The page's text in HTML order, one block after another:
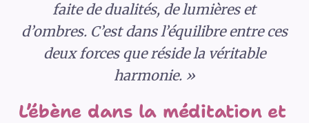
faite de dualités, de lumières et
d’ombres. C’est dans l’équilibre entre ces
deux forces que réside la véritable
harmonie. »
L’ébène dans la méditation et